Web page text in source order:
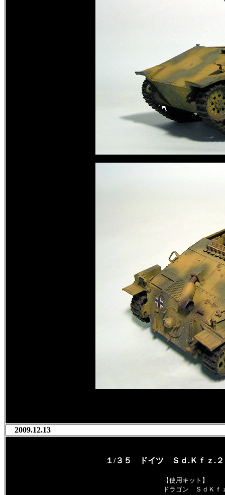
2009.12.13
１/３５ ドイツ Ｓｄ.Ｋｆｚ.２
【使用キット】
ドラゴン ＳｄＫｆ